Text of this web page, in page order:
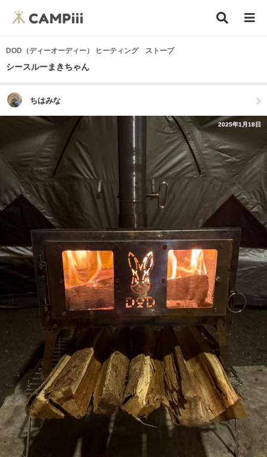
DOD（ディーオーディー） ヒーティング ストーブ
シースルーまきちゃん
ちはみな
2025年1月18日